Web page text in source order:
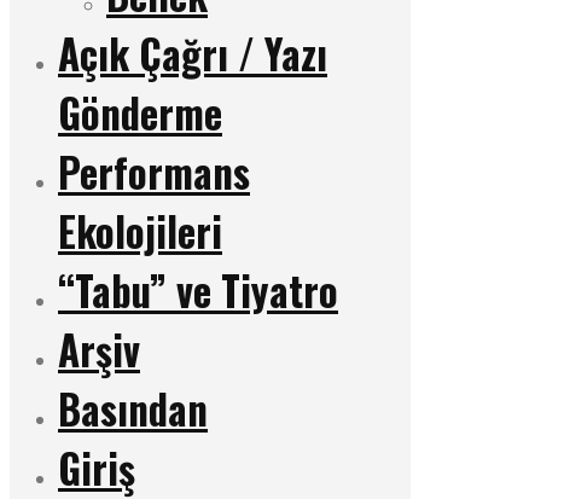
Açık Çağrı / Yazı
Gönderme
Performans
Ekolojileri
“Tabu” ve Tiyatro
Arşiv
Basından
Giriş